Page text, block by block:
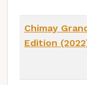
Chimay
Edition